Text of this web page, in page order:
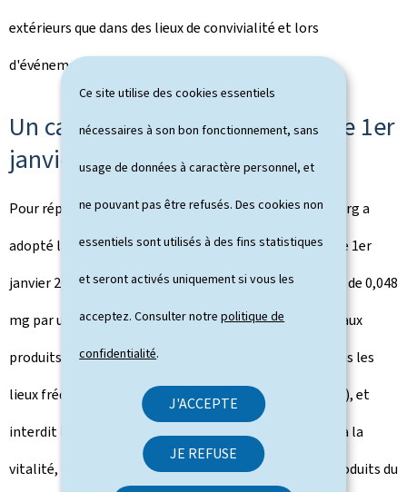
Ce site utilise des cookies essentiels
nécessaires à son bon fonctionnement, sans
usage de données à caractère personnel, et
ne pouvant pas être refusés. Des cookies non
essentiels sont utilisés à des fins statistiques
et seront activés uniquement si vous les
acceptez. Consulter notrepolitique de
confidentialité.
J'ACCEPTE
JE REFUSE
extérieurs que dans des lieux de convivialité et lors
d'événements en intérieur.
Un cadre légal renforcé depuis le 1er
janvier 2026
Pour répondre à certains de ces constats, le Luxembourg a
adopté la loi du 28 novembre 2025, entrée en vigueur le 1er
janvier 2026. Elle fixe une teneur maximale en nicotine de 0,048
mg par unité pour les sachets de nicotine et les nouveaux
produits nicotiniques, interdit leur consommation dans les
lieux fréquentés par les jeunes (écoles, terrains de jeux), et
interdit les additifs stimulants associés à l'énergie et à la
vitalité, comme la caféine, la taurine ou le CBD. Les produits du